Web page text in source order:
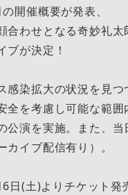
開催概要が発表、
合わせとなる奇妙礼太
ブが決定！
感染拡大の状況を見つ
全を考慮し可能な範囲
公演を実施。また、当
イブ配信有り）。
日(土)よりチケット発